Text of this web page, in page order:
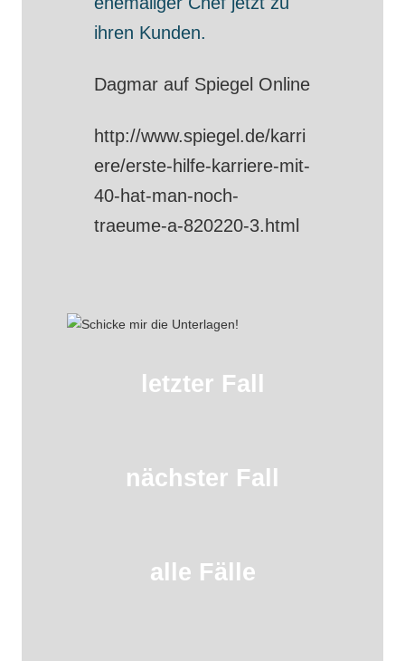
ihren Kunden.
Dagmar auf Spiegel Online
http://www.spiegel.de/karri
ere/erste-hilfe-karriere-mit-
40-hat-man-noch-
traeume-a-820220-3.html
letzter Fall
nächster Fall
alle Fälle